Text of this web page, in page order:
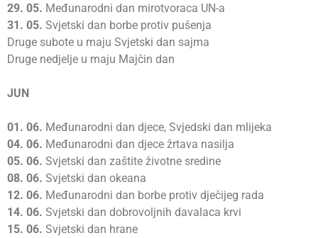
29. 05. Međunarodni dan mirotvoraca UN-a
31. 05. Svjetski dan borbe protiv pušenja
Druge subote u maju Svjetski dan sajma
Druge nedjelje u maju Majčin dan
JUN
01. 06. Međunarodni dan djece, Svjedski dan mlijeka
04. 06. Međunarodni dan djece žrtava nasilja
05. 06. Svjetski dan zaštite životne sredine
08. 06. Svjetski dan okeana
12. 06. Međunarodni dan borbe protiv dječijeg rada
14. 06. Svjetski dan dobrovoljnih davalaca krvi
15. 06. Svjetski dan hrane